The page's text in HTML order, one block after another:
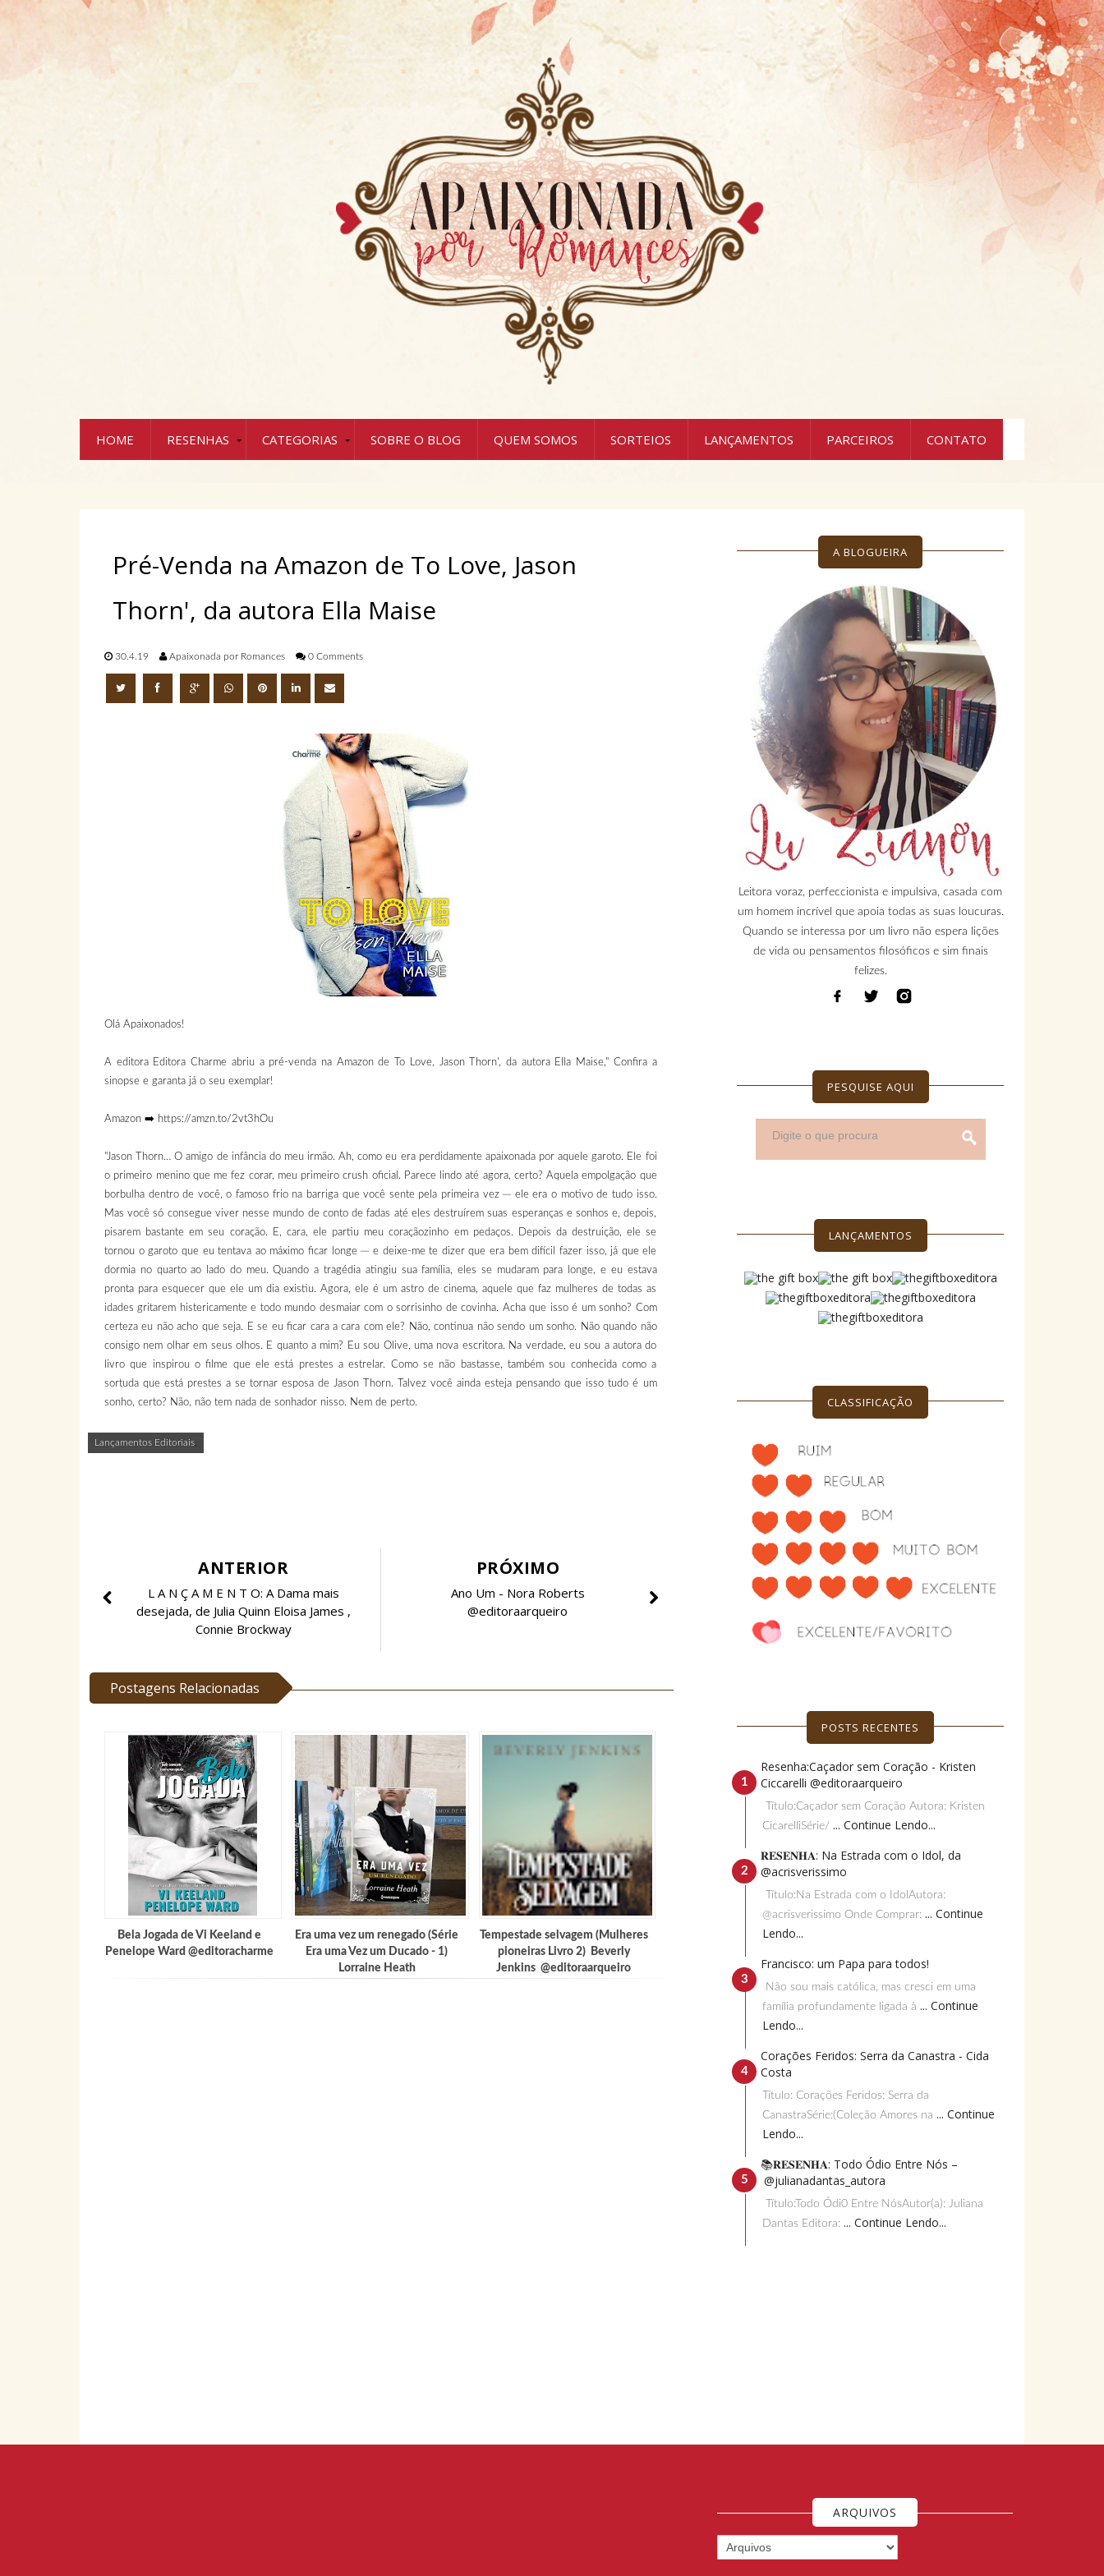
HOME RESENHAS CATEGORIAS SOBRE O BLOG QUEM SOMOS SORTEIOS LANÇAMENTOS PARCEIROS CONTATO
Lançamentos Editoriais
Pré-Venda na Amazon de To Love, Jason
Thorn', da autora Ella Maise
30.4.19 Apaixonada por Romances 0 Comments
Olá Apaixonados!
A editora Editora Charme abriu a pré-venda na Amazon de To Love, Jason Thorn', da autora Ella Maise," Confira a
sinopse e garanta já o seu exemplar!
Amazon ➡️ https://amzn.to/2vt3hOu
"Jason Thorn… O amigo de infância do meu irmão. Ah, como eu era perdidamente apaixonada por aquele garoto. Ele foi
o primeiro menino que me fez corar, meu primeiro crush oficial. Parece lindo até agora, certo? Aquela empolgação que
borbulha dentro de você, o famoso frio na barriga que você sente pela primeira vez ─ ele era o motivo de tudo isso.
Mas você só consegue viver nesse mundo de conto de fadas até eles destruírem suas esperanças e sonhos e, depois,
pisarem bastante em seu coração. E, cara, ele partiu meu coraçãozinho em pedaços. Depois da destruição, ele se
tornou o garoto que eu tentava ao máximo ficar longe ─ e deixe-me te dizer que era bem difícil fazer isso, já que ele
dormia no quarto ao lado do meu. Quando a tragédia atingiu sua família, eles se mudaram para longe, e eu estava
pronta para esquecer que ele um dia existiu. Agora, ele é um astro de cinema, aquele que faz mulheres de todas as
idades gritarem histericamente e todo mundo desmaiar com o sorrisinho de covinha. Acha que isso é um sonho? Com
certeza eu não acho que seja. E se eu ficar cara a cara com ele? Não, continua não sendo um sonho. Não quando não
consigo nem olhar em seus olhos. E quanto a mim? Eu sou Olive, uma nova escritora. Na verdade, eu sou a autora do
livro que inspirou o filme que ele está prestes a estrelar. Como se não bastasse, também sou conhecida como a
sortuda que está prestes a se tornar esposa de Jason Thorn. Talvez você ainda esteja pensando que isso tudo é um
sonho, certo? Não, não tem nada de sonhador nisso. Nem de perto.
PRÓXIMO
Ano Um - Nora Roberts
@editoraarqueiro
ANTERIOR
L A N Ç A M E N T O: A Dama mais
desejada, de Julia Quinn Eloisa James ,
Connie Brockway
Postagens Relacionadas
Bela Jogada de Vi Keeland e
Penelope Ward @editoracharme
Era uma vez um renegado (Série
Era uma Vez um Ducado - 1)
Lorraine Heath
Tempestade selvagem (Mulheres
pioneiras Livro 2) Beverly
Jenkins @editoraarqueiro
A BLOGUEIRA
Leitora voraz, perfeccionista e impulsiva, casada com
um homem incrível que apoia todas as suas loucuras.
Quando se interessa por um livro não espera lições
de vida ou pensamentos filosóficos e sim finais
felizes.
PESQUISE AQUI
LANÇAMENTOS
CLASSIFICAÇÃO
POSTS RECENTES
Resenha:Caçador sem Coração - Kristen
Ciccarelli @editoraarqueiro
Título:Caçador sem Coração Autora: Kristen
CicarelliSérie/ ... Continue Lendo...
𝐑𝐄𝐒𝐄𝐍𝐇𝐀: Na Estrada com o Idol, da
@acrisverissimo
Título:Na Estrada com o IdolAutora:
@acrisverissimo Onde Comprar: ... Continue
Lendo...
Francisco: um Papa para todos!
Não sou mais católica, mas cresci em uma
família profundamente ligada à ... Continue
Lendo...
Corações Feridos: Serra da Canastra - Cida
Costa
Título: Corações Feridos: Serra da
CanastraSérie:(Coleção Amores na ... Continue
Lendo...
📚𝐑𝐄𝐒𝐄𝐍𝐇𝐀: Todo Ódio Entre Nós –
@julianadantas_autora
Título:Todo Ódi0 Entre NósAutor(a): Juliana
Dantas Editora: ... Continue Lendo...
ARQUIVOS